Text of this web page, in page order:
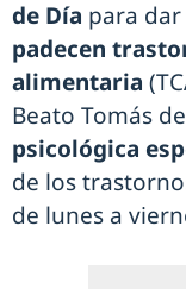
de Día para
padecen
alimentaria
Beato Tomás
psicológica
de los
de lunes a